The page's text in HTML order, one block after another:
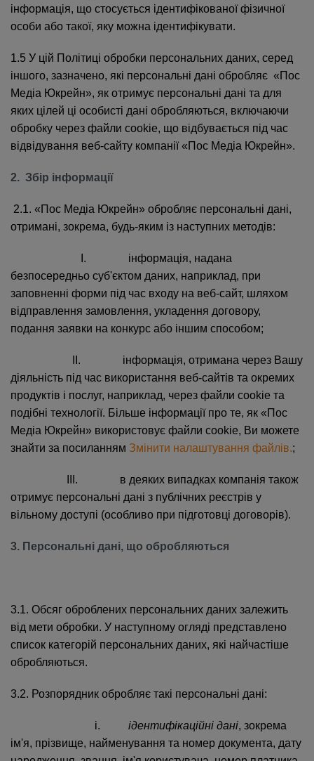
інформація, що стосується ідентифікованої фізичної
особи або такої, яку можна ідентифікувати.
1.5 У цій Політиці обробки персональних даних, серед
іншого, зазначено, які персональні дані обробляє «Пос
Медіа Юкрейн», як отримує персональні дані та для
яких цілей ці особисті дані обробляються, включаючи
обробку через файли cookie, що відбувається під час
відвідування веб-сайту компанії «Пос Медіа Юкрейн».
2. Збір інформації
2.1. «Пос Медіа Юкрейн» обробляє персональні дані,
отримані, зокрема, будь-яким із наступних методів:
I. інформація, надана
безпосередньо суб'єктом даних, наприклад, при
заповненні форми під час входу на веб-сайт, шляхом
відправлення замовлення, укладення договору,
подання заявки на конкурс або іншим способом;
II. інформація, отримана через Вашу
діяльність під час використання веб-сайтів та окремих
продуктів і послуг, наприклад, через файли cookie та
подібні технології. Більше інформації про те, як «Пос
Медіа Юкрейн» використовує файли cookie, Ви можете
знайти за посиланням Змінити налаштування файлів.;
III. в деяких випадках компанія також
отримує персональні дані з публічних реєстрів у
вільному доступі (особливо при підготовці договорів).
3. Персональні дані, що обробляються
3.1. Обсяг оброблених персональних даних залежить
від мети обробки. У наступному огляді представлено
список категорій персональних даних, які найчастіше
обробляються.
3.2. Розпорядник обробляє такі персональні дані:
i. ідентифікаційні дані, зокрема
ім'я, прізвище, найменування та номер документа, дату